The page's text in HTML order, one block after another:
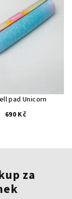
pad Unicorn
690 Kč
za